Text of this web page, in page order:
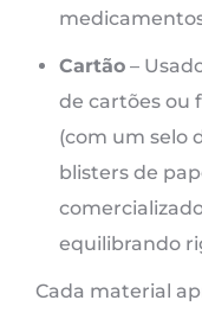
Cartão –
de cartões ou
(com um selo
blisters de
equilibrando
Cada material